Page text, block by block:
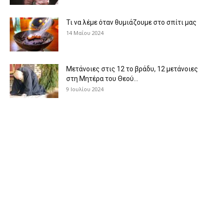
Τι να λέμε όταν θυμιάζουμε στο σπίτι μας
14 Μαΐου 2024
Μετάνοιες στις 12 το βράδυ, 12 μετάνοιες
στη Μητέρα του Θεού...
9 Ιουλίου 2024